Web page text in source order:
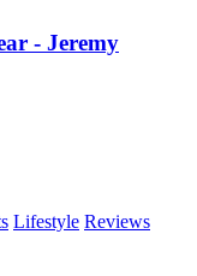
- Jeremy
Lifestyle Reviews